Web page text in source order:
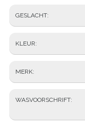
GESLACHT
KLEUR
MERK
WASVOORSCHRIFT